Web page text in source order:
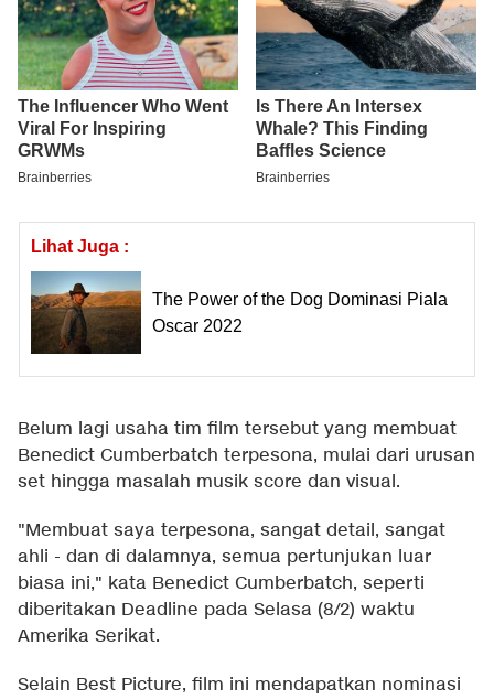
Lihat Juga :
The Power of the Dog Dominasi Piala
Oscar 2022
Belum lagi usaha tim film tersebut yang membuat
Benedict Cumberbatch terpesona, mulai dari urusan
set hingga masalah musik score dan visual.
"Membuat saya terpesona, sangat detail, sangat
ahli - dan di dalamnya, semua pertunjukan luar
biasa ini," kata Benedict Cumberbatch, seperti
diberitakan Deadline pada Selasa (8/2) waktu
Amerika Serikat.
Selain Best Picture, film ini mendapatkan nominasi